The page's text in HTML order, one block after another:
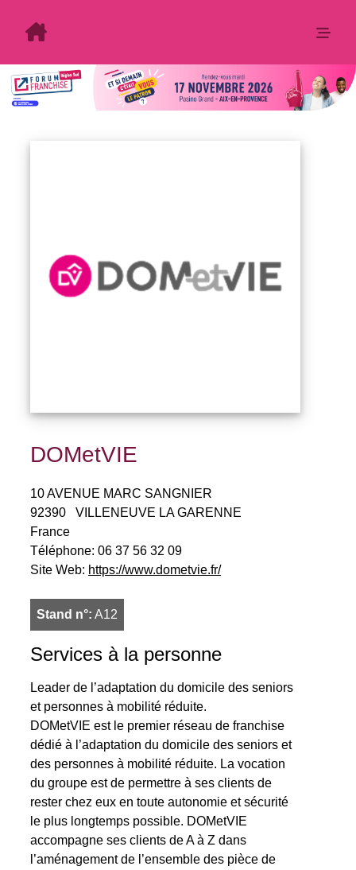
DOMetVIE
10 AVENUE MARC SANGNIER
92390
VILLENEUVE LA GARENNE
France
Téléphone: 06 37 56 32 09
Site Web: https://www.dometvie.fr/
Stand n°: A12
Services à la personne
Leader de l’adaptation du domicile des seniors
et personnes à mobilité réduite.
DOMetVIE est le premier réseau de franchise
dédié à l’adaptation du domicile des seniors et
des personnes à mobilité réduite. La vocation
du groupe est de permettre à ses clients de
rester chez eux en toute autonomie et sécurité
le plus longtemps possible. DOMetVIE
accompagne ses clients de A à Z dans
l’aménagement de l’ensemble des pièce de